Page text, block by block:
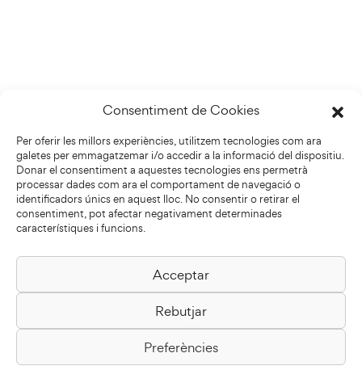
Consentiment de Cookies
Per oferir les millors experiències, utilitzem tecnologies com ara
galetes per emmagatzemar i/o accedir a la informació del dispositiu.
Donar el consentiment a aquestes tecnologies ens permetrà
processar dades com ara el comportament de navegació o
identificadors únics en aquest lloc. No consentir o retirar el
consentiment, pot afectar negativament determinades
característiques i funcions.
Acceptar
Rebutjar
Preferències
Biblioteca Pilarin Bayés
Passeig de la Generalitat, 1
08500 Vic